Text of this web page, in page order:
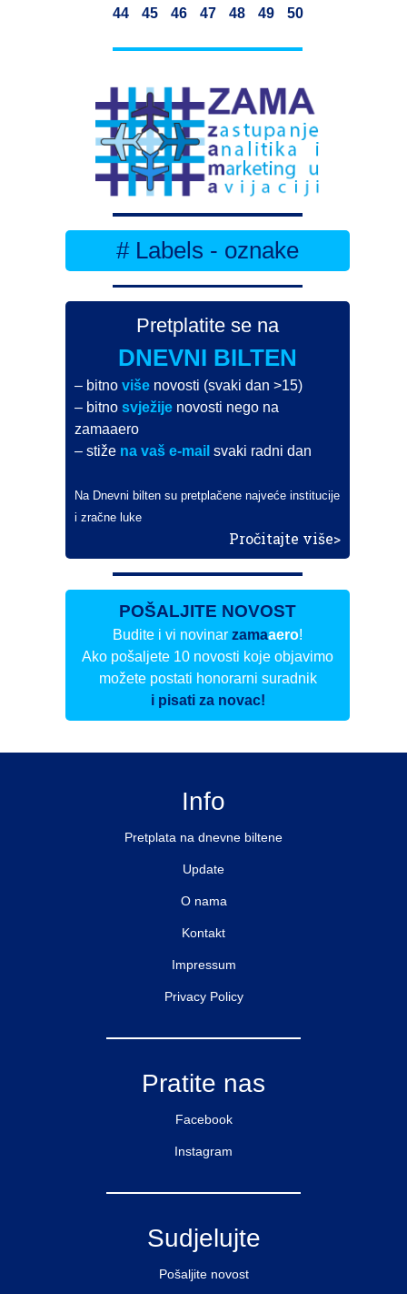
44
45 46 47 48 49 50
# Labels - oznake
Pretplatite se na
DNEVNI BILTEN
– bitno višenovosti (svaki dan >15)
– bitno svježijenovosti nego na
zamaaero
– stiže na vaš e-mail svaki radni dan
Na Dnevni bilten su pretplačene najveće institucije
i zračne luke
Pročitajte više>
POŠALJITE NOVOST
Budite i vi novinar zamaaero!
Ako pošaljete 10 novosti koje objavimo
možete postati honorarni suradnik
i pisati za novac!
Info
Pretplata na dnevne biltene
Update
O nama
Kontakt
Impressum
Privacy Policy
Pratite nas
Facebook
Instagram
Sudjelujte
Pošaljite novost